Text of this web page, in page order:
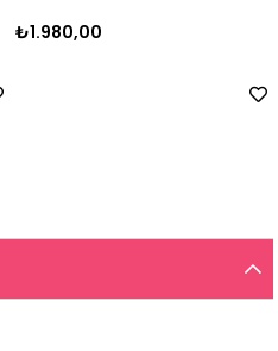
₺1.980,00